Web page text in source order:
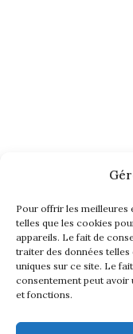
Pour offrir les meilleures
telles que les cookies
appareils. Le fait de
traiter des données
uniques sur ce site. Le
consentement peut avoir
et fonctions.